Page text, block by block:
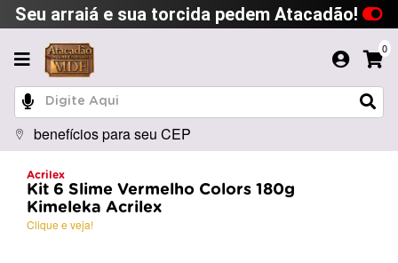
Seu arraiá e sua torcida pedem Atacadão!
0
benefícios para seu CEP
Acrilex
Kit 6 Slime Vermelho Colors 180g
Kimeleka Acrilex
Clique e veja!